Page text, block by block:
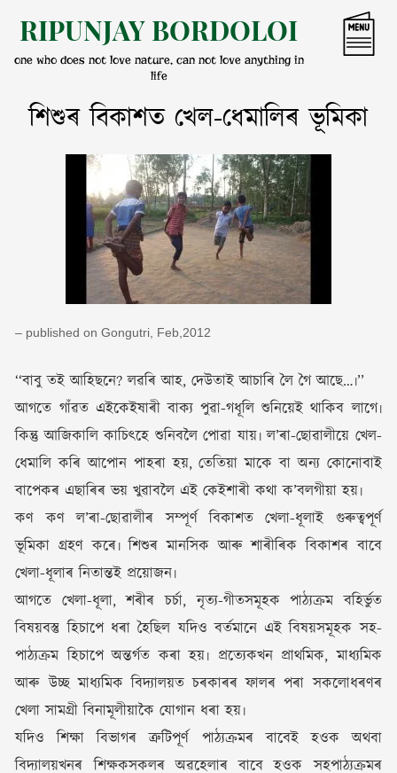
content
RIPUNJAY BORDOLOI
one who does not love nature, can not love anything in
life
শিশুৰ বিকাশত খেল-ধেমালিৰ ভূমিকা
– published on Gongutri, Feb,2012
‘‘বাবু তই আহিছনে? লৱৰি আহ, দেউতাই আচাৰি লৈ গৈ আছে…৷’’
আগতে গাঁৱত এইকেইষাৰী বাক্য পুৱা-গধূলি শুনিয়েই থাকিব লাগে৷
কিন্তু আজিকালি কাচিৎহে শুনিবলৈ পোৱা যায়৷ ল’ৰা-ছোৱালীয়ে খেল-
ধেমালি কৰি আপোন পাহৰা হয়, তেতিয়া মাকে বা অন্য কোনোবাই
বাপেকৰ এছাৰিৰ ভয় খুৱাবলৈ এই কেইশাৰী কথা ক’বলগীয়া হয়৷
কণ কণ ল’ৰা-ছোৱালীৰ সম্পূৰ্ণ বিকাশত খেলা-ধূলাই গুৰুত্বপূৰ্ণ
ভূমিকা গ্ৰহণ কৰে৷ শিশুৰ মানসিক আৰু শাৰীৰিক বিকাশৰ বাবে
খেলা-ধূলাৰ নিতান্তই প্ৰয়োজন৷
আগতে খেলা-ধূলা, শৰীৰ চৰ্চা, নৃত্য-গীতসমূহক পাঠ্যক্ৰম বহিৰ্ভুত
বিষয়বস্তু হিচাপে ধৰা হৈছিল যদিও বৰ্তমানে এই বিষয়সমূহক সহ-
পাঠ্যক্ৰম হিচাপে অন্তৰ্গত কৰা হয়৷ প্ৰত্যেকখন প্ৰাথমিক, মাধ্যমিক
আৰু উচ্ছ মাধ্যমিক বিদ্যালয়ত চৰকাৰৰ ফালৰ পৰা সকলোধৰণৰ
খেলা সামগ্ৰী বিনামূলীয়াকৈ যোগান ধৰা হয়৷
যদিও শিক্ষা বিভাগৰ ত্ৰুটিপূৰ্ণ পাঠ্যক্ৰমৰ বাবেই হওক অথবা
বিদ্যালয়খনৰ শিক্ষকসকলৰ অৱহেলাৰ বাবে হওক সহপাঠ্যক্ৰমৰ